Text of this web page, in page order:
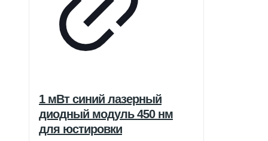
1 мВт синий лазерный
диодный модуль 450 нм
для юстировки